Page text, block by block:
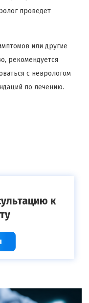
проведет
или другие
рекомендуется
с неврологом
по лечению.
к